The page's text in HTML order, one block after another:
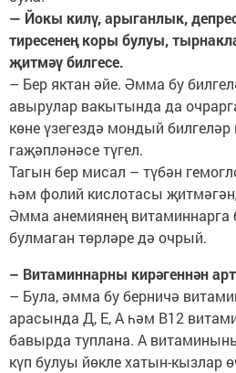
— Йокы килү, арыганлык,
тиресенең коры булуы,
җитмәү билгесе.
– Бер яктан әйе. Әмма бу
авырулар вакытында да
көне үзегездә мондый билгеләр
гаҗәпләнәсе түгел.
Тагын бер мисал – түбән
һәм фолий кислотасы
Әмма анемиянең витаминнарга
булмаган төрләре дә очрый.
– Витаминнарны кирәгеннән
– Була, әмма бу берничә
арасында Д, Е, А һәм В12
бавырда туплана. А
күп булуы йөкле хатын-кызлар